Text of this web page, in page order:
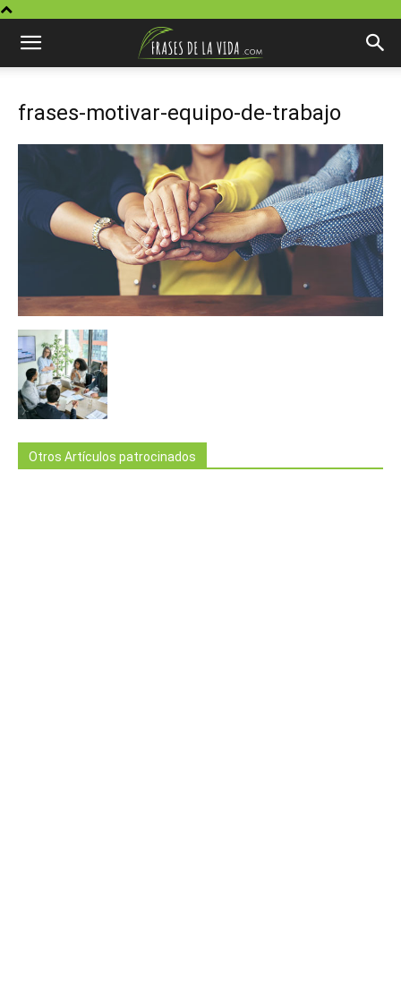
frases-motivar-equipo-de-trabajo
Otros Artículos patrocinados